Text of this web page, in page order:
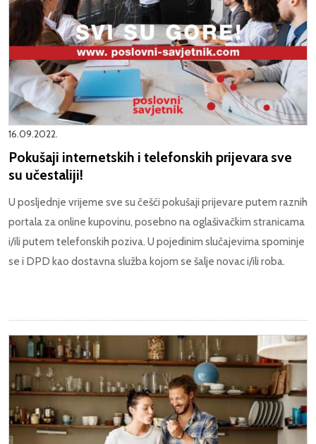
16.09.2022.
Pokušaji internetskih i telefonskih prijevara sve
su učestaliji!
U posljednje vrijeme sve su češći pokušaji prijevare putem raznih
portala za online kupovinu, posebno na oglašivačkim stranicama
i/ili putem telefonskih poziva. U pojedinim slučajevima spominje
se i DPD kao dostavna služba kojom se šalje novac i/ili roba.